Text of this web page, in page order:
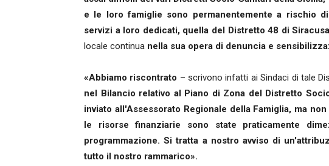
e le loro famiglie sono permanentemente a rischio
servizi a loro dedicati, quella del Distretto 48 di
locale continua nella sua opera di denuncia e
«Abbiamo riscontrato – scrivono infatti ai Sindaci di tale
nel Bilancio relativo al Piano di Zona del Distretto
inviato all'Assessorato Regionale della Famiglia, ma
le risorse finanziarie sono state praticamente
programmazione. Si tratta a nostro avviso di
tutto il nostro rammarico».